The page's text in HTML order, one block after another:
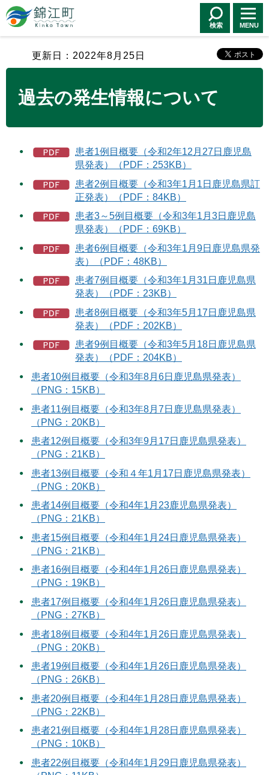
錦江町 Kinko
Town
検索 MENU
更新日：2022年8月25日
過去の発生情報について
患者1例目概要（令和2年12月27日鹿児島
県発表）（PDF：253KB）
患者2例目概要（令和3年1月1日鹿児島県訂
正発表）（PDF：84KB）
患者3～5例目概要（令和3年1月3日鹿児島
県発表）（PDF：69KB）
患者6例目概要（令和3年1月9日鹿児島県発
表）（PDF：48KB）
患者7例目概要（令和3年1月31日鹿児島県
発表）（PDF：23KB）
患者8例目概要（令和3年5月17日鹿児島県
発表）（PDF：202KB）
患者9例目概要（令和3年5月18日鹿児島県
発表）（PDF：204KB）
患者10例目概要（令和3年8月6日鹿児島県発表）
（PNG：15KB）
患者11例目概要（令和3年8月7日鹿児島県発表）
（PNG：20KB）
患者12例目概要（令和3年9月17日鹿児島県発表）
（PNG：21KB）
患者13例目概要（令和４年1月17日鹿児島県発表）
（PNG：20KB）
患者14例目概要（令和4年1月23鹿児島県発表）
（PNG：21KB）
患者15例目概要（令和4年1月24日鹿児島県発表）
（PNG：21KB）
患者16例目概要（令和4年1月26日鹿児島県発表）
（PNG：19KB）
患者17例目概要（令和4年1月26日鹿児島県発表）
（PNG：27KB）
患者18例目概要（令和4年1月26日鹿児島県発表）
（PNG：20KB）
患者19例目概要（令和4年1月26日鹿児島県発表）
（PNG：26KB）
患者20例目概要（令和4年1月28日鹿児島県発表）
（PNG：22KB）
患者21例目概要（令和4年1月28日鹿児島県発表）
（PNG：10KB）
患者22例目概要（令和4年1月29日鹿児島県発表）